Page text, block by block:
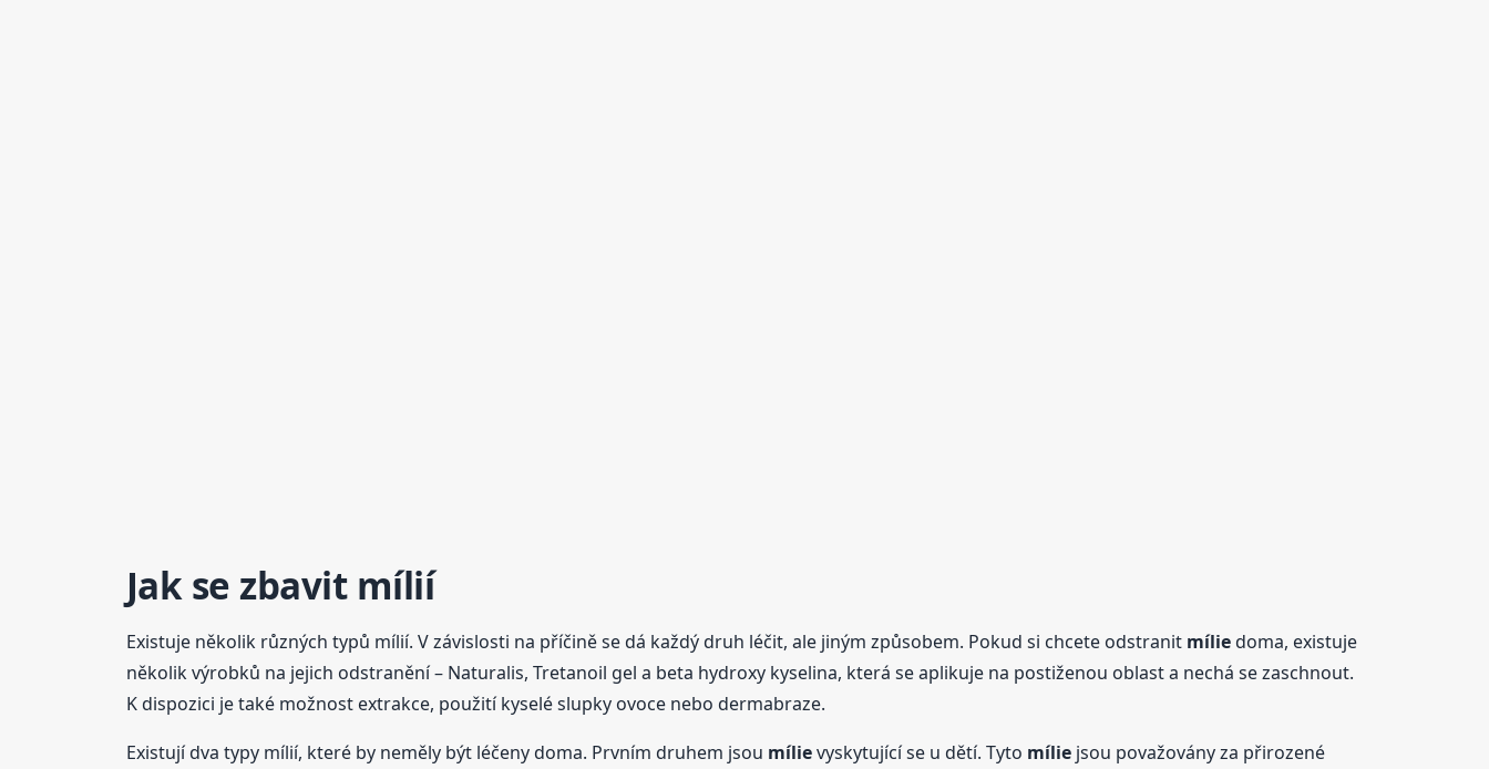
Jak se zbavit mílií
Existuje několik různých typů mílií. V závislosti na příčině se dá každý druh léčit, ale jiným způsobem. Pokud si chcete odstranit míliedoma, existuje
několik výrobků na jejich odstranění – Naturalis, Tretanoil gel a beta hydroxy kyselina, která se aplikuje na postiženou oblast a nechá se zaschnout.
K dispozici je také možnost extrakce, použití kyselé slupky ovoce nebo dermabraze.
Existují dva typy mílií, které by neměly být léčeny doma. Prvním druhem jsou mílievyskytující se u dětí. Tyto míliejsou považovány za přirozené